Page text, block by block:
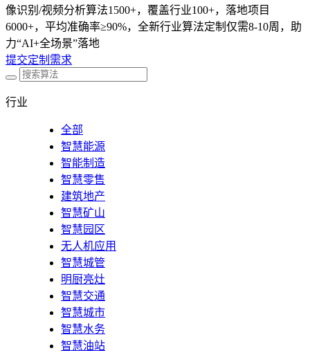
像识别/视频分析算法1500+，覆盖行业100+，落地项目
6000+，平均准确率≥90%，全新行业算法定制仅需8-10周，助
力“AI+全场景”落地
提交定制需求
行业
全部
智慧能源
智能制造
智慧零售
建筑地产
智慧矿山
智慧园区
无人机应用
智慧城管
明厨亮灶
智慧交通
智慧城市
智慧水务
智慧油站